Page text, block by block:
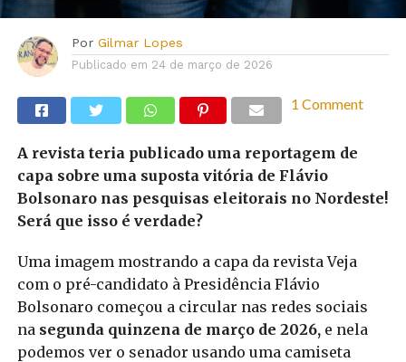
Por Gilmar Lopes
Publicado em 24 de março de 2026
1 Comment
A revista teria publicado uma reportagem de
capa sobre uma suposta vitória de Flávio
Bolsonaro nas pesquisas eleitorais no Nordeste!
Será que isso é verdade?
Uma imagem mostrando a capa da revista Veja
com o pré-candidato à Presidência Flávio
Bolsonaro começou a circular nas redes sociais
na segunda quinzena de março de 2026, e nela
podemos ver o senador usando uma camiseta